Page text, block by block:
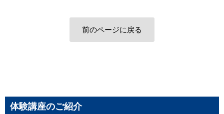
前のページに戻る
体験講座のご紹介